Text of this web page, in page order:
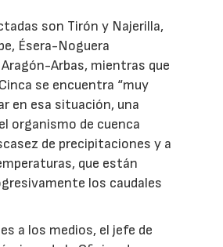
son Tirón y Najerilla,
Ésera-Noguera
Arbas, mientras que
se encuentra “muy
en esa situación, una
organismo de cuenca
de precipitaciones y a
que están
los caudales
a los medios, el jefe de